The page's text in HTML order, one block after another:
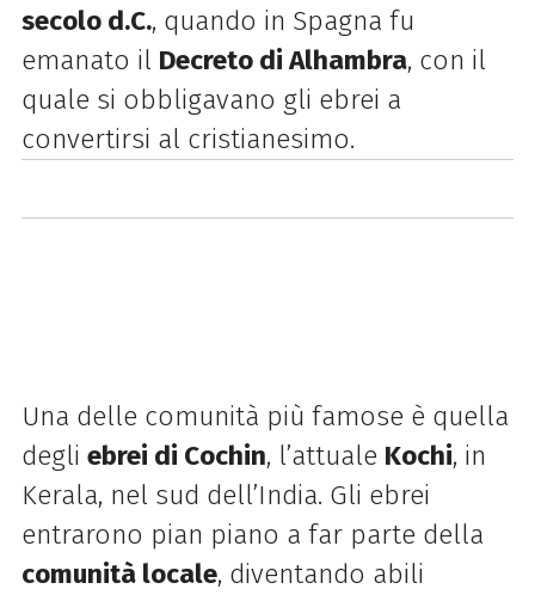
secolo d.C., quando in Spagna fu
emanato il Decreto di Alhambra, con il
quale si obbligavano gli ebrei a
convertirsi al cristianesimo.
Una delle comunità più famose è quella
degli ebrei di Cochin, l’attuale Kochi, in
Kerala, nel sud dell’India. Gli ebrei
entrarono pian piano a far parte della
comunità locale, diventando abili